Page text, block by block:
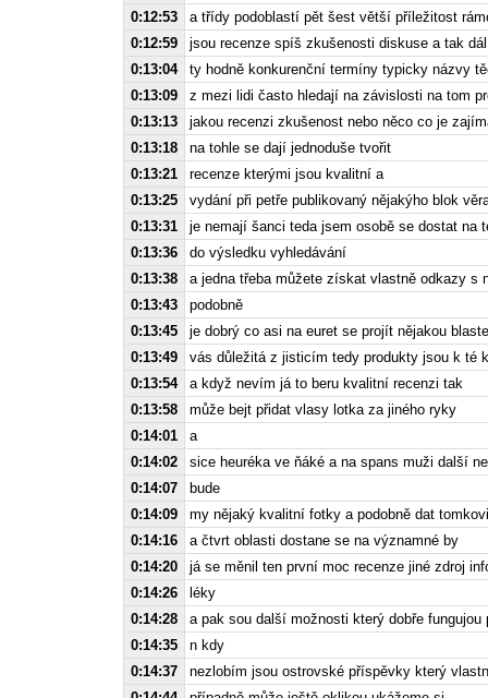
0:12:53
a třídy podoblastí pět šest větší příležitost
0:12:59
jsou recenze spíš zkušenosti diskuse a tak dál
0:13:04
ty hodně konkurenční termíny typicky názvy
0:13:09
z mezi lidi často hledají na závislosti na tom
0:13:13
jakou recenzi zkušenost nebo něco co je
0:13:18
na tohle se dají jednoduše tvořit
0:13:21
recenze kterými jsou kvalitní a
0:13:25
vydání při petře publikovaný nějakýho blok
0:13:31
je nemají šanci teda jsem osobě se dostat na
0:13:36
do výsledku vyhledávání
0:13:38
a jedna třeba můžete získat vlastně odkazy s
0:13:43
podobně
0:13:45
je dobrý co asi na euret se projít nějakou
0:13:49
vás důležitá z jisticím tedy produkty jsou k té
0:13:54
a když nevím já to beru kvalitní recenzi tak
0:13:58
může bejt přidat vlasy lotka za jiného ryky
0:14:01
a
0:14:02
sice heuréka ve ňáké a na spans muži další
0:14:07
bude
0:14:09
my nějaký kvalitní fotky a podobně dat
0:14:16
a čtvrt oblasti dostane se na významné by
0:14:20
já se měnil ten první moc recenze jiné zdroj
0:14:26
léky
0:14:28
a pak sou další možnosti který dobře
0:14:35
n kdy
0:14:37
nezlobím jsou ostrovské příspěvky který